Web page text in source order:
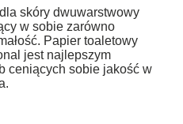
skóry dwuwarstwowy
w sobie zarówno
Papier toaletowy
jest najlepszym
ceniących sobie jakość w